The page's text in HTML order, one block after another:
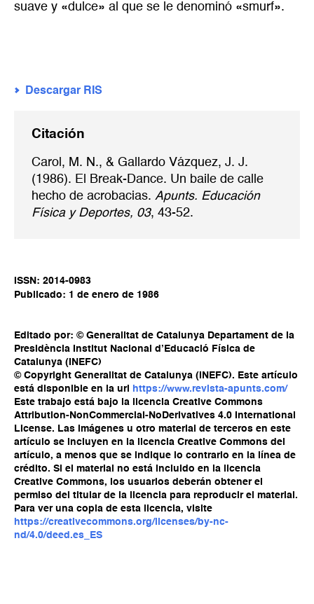
suave y «dulce» al que se le denominó «smurf».
Descargar RIS
Citación
Carol, M. N., & Gallardo Vázquez, J. J.
(1986). El Break-Dance. Un baile de calle
hecho de acrobacias. Apunts. Educación
Física y Deportes, 03, 43-52.
ISSN: 2014-0983
Publicado: 1 de enero de 1986
Editado por: © Generalitat de Catalunya Departament de la
Presidència Institut Nacional d’Educació Física de
Catalunya (INEFC)
© Copyright Generalitat de Catalunya (INEFC). Este artículo
está disponible en la url
https://www.revista-apunts.com/
Este trabajo está bajo la licencia Creative Commons
Attribution-NonCommercial-NoDerivatives 4.0 International
License. Las imágenes u otro material de terceros en este
artículo se incluyen en la licencia Creative Commons del
artículo, a menos que se indique lo contrario en la línea de
crédito. Si el material no está incluido en la licencia
Creative Commons, los usuarios deberán obtener el
permiso del titular de la licencia para reproducir el material.
Para ver una copia de esta licencia, visite
https://creativecommons.org/licenses/by-nc-
nd/4.0/deed.es_ES